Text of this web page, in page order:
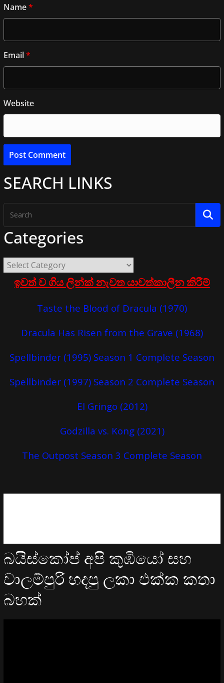
Name*
Email*
Website
SEARCH LINKS
Categories
ඉවත් ව ගිය ලින්ක් නැවත යාවත්කාලීන කිරීම්
Taste the Blood of Dracula (1970)
Dracula Has Risen from the Grave (1968)
Spellbinder (1995) Season 1 Complete Season
Spellbinder (1997) Season 2 Complete Season
El Gringo (2012)
Godzilla vs. Kong (2021)
The Outpost Season 3 Complete Season
බයිස්කෝප් අපි කුඹියෝ සහ
වාලම්පුරි හදපු ලකා එක්ක කතා
බහක්